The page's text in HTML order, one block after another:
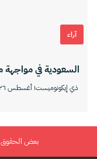
آراء
السعودية في مواجهة
ذي إيكونوميست١ أغسطس ٢٠٢٦
بعض الحقوق